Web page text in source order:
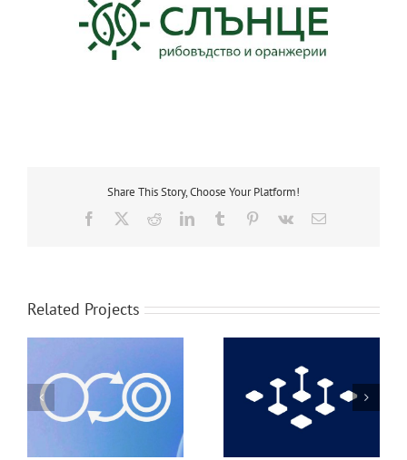
Share This Story, Choose Your Platform!
Facebook RedditLinkedInTumblr Pinterest
Vk Email
Related Projects